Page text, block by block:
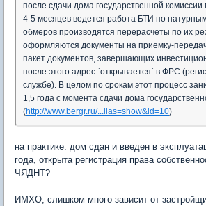
после сдачи дома государственной
4-5 месяцев ведется работа БТИ по
обмеров производятся перерасчеты по их
оформляются документы на приемку-
пакет документов, завершающих
после этого адрес `открывается` в ФРС
службе). В целом по срокам этот процесс
1,5 года с момента сдачи дома
(http://www.bergr.ru/...lias=show&id=10)
на практике: дом сдан и введен в
года, открыта регистрация права
ЧЯДНТ?
ИМХО, слишком много зависит от